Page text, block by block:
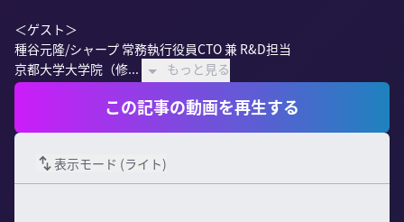
＜ゲスト＞
種谷元隆/シャープ 常務執行役員CTO 兼 R&D担当
京都大学大学院（修...
もっと見る
この記事の動画を再生する
表示モード (ライト)